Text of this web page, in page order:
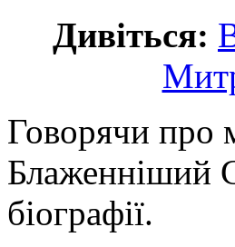
Дивіться:
Говорячи про
Блаженніший
біографії.